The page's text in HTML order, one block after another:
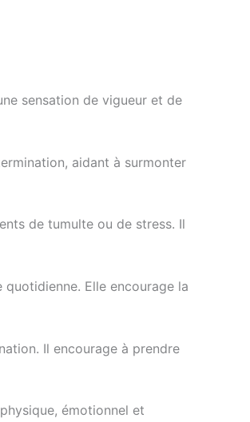
sensation de vigueur et de
aidant à surmonter
de tumulte ou de stress. Il
Elle encourage la
Il encourage à prendre
émotionnel et